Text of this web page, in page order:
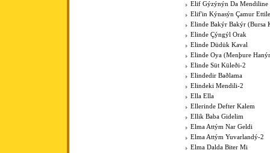
Elif Gýzýnýn Da Mendiline
Elif'in Kýnasýn Çamur
Elinde Bakýr Bakýr (Bursa
Elinde Çýngýl Orak
Elinde Düdük Kaval
Elinde Oya (Menþure
Elinde Süt Küleði-2
Elindedir Baðlama
Elindeki Mendili-2
Ella Ella
Ellerinde Defter Kalem
Ellik Baba Gidelim
Elma Attým Nar Geldi
Elma Attým Yuvarlandý-2
Elma Dalda Biter Mi